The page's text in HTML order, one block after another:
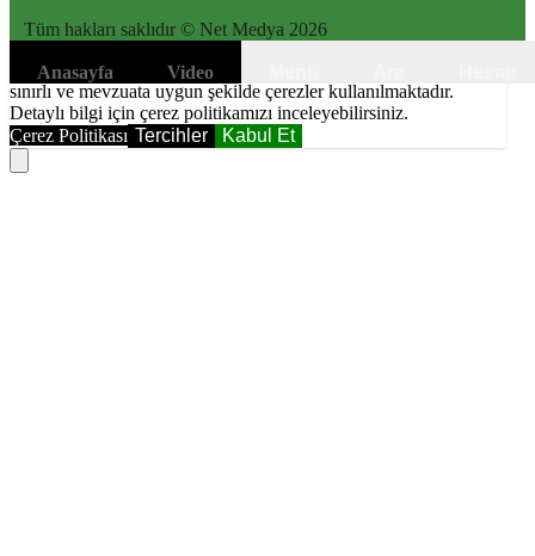
Tüm hakları saklıdır © Net Medya 2026
Anasayfa Video
6698 sayılı Kişisel Verilerin Korunması Kanunundaki amaçlar ile
sınırlı ve mevzuata uygun şekilde çerezler kullanılmaktadır.
Detaylı bilgi için çerez politikamızı inceleyebilirsiniz.
Çerez Politikası Tercihler Kabul Et